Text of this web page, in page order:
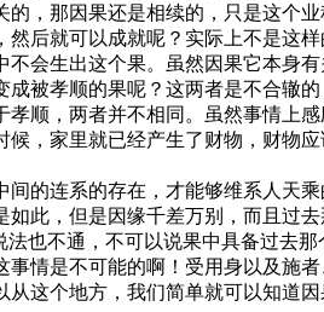
，那因果还是相续的，只是这个
后就可以成就呢？实际上不是这样
生出这个果。虽然因果它本身有
被孝顺的果呢？这两者是不合辙
顺，两者并不相同。虽然事情上
，家里就已经产生了财物，财物
连系的存在，才能够维系人天
此，但是因缘千差万别，而且过
也不通，不可以说果中具备过去那
是不可能的啊！受用身以及施
这个地方，我们简单就可以知道